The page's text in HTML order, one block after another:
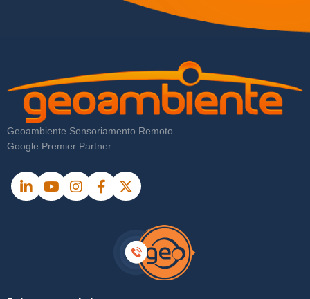
Geoambiente Sensoriamento Remoto
Google Premier Partner